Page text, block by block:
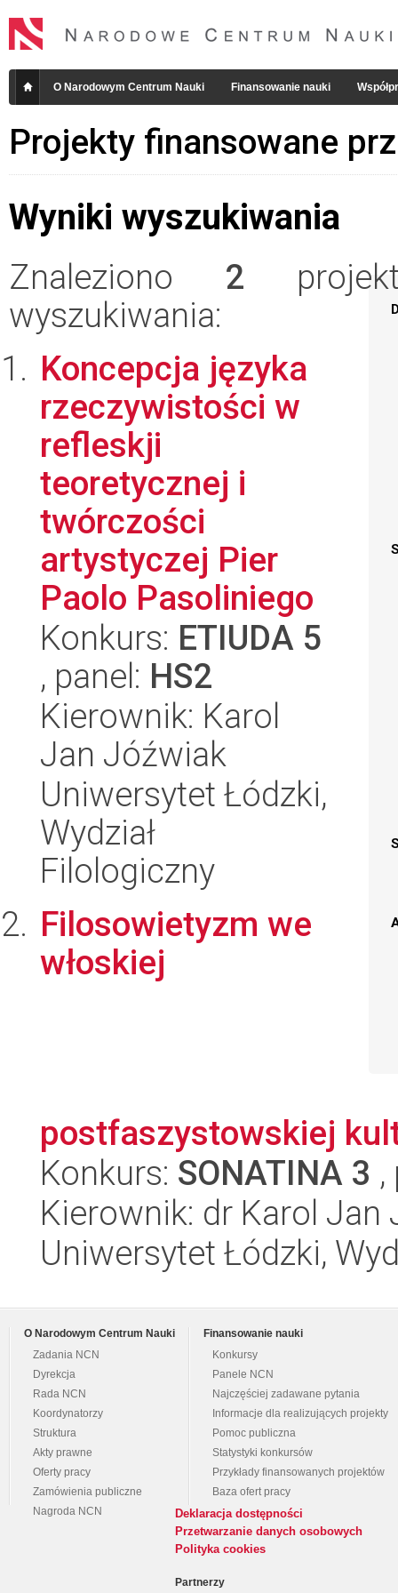
O Narodowym Centrum Nauki Finansowanie nauki
Projekty finansowane
Wyniki wyszukiwania
Znaleziono 2
wyszukiwania:
Koncepcja języka
rzeczywistości w
refleskji
teoretycznej i
twórczości
artystyczej Pier
Paolo Pasoliniego
Konkurs: ETIUDA 5
, panel: HS2
Kierownik: Karol
Jan Jóźwiak
Uniwersytet Łódzki,
Wydział
Filologiczny
Filosowietyzm we
włoskiej
postfaszystowskiej
Konkurs: SONATINA 3
Kierownik: dr Karol Jan
Uniwersytet Łódzki,
O Narodowym Centrum Nauki
Zadania NCN
Dyrekcja
Rada NCN
Koordynatorzy
Struktura
Akty prawne
Oferty pracy
Zamówienia publiczne
Nagroda NCN
Finansowanie nauki
Konkursy
Panele NCN
Najczęściej zadawane pytania
Informacje dla realizujących projekty
Pomoc publiczna
Statystyki konkursów
Przykłady finansowanych projektów
Baza ofert pracy
Deklaracja dostępności
Przetwarzanie danych osobowych
Polityka cookies
Partnerzy